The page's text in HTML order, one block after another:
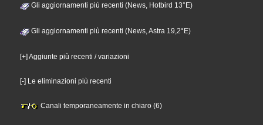
Gli aggiornamenti più recenti (News, Hotbird 13°E)
Gli aggiornamenti più recenti (News, Astra 19,2°E)
[+] Aggiunte più recenti / variazioni
[-] Le eliminazioni più recenti
Canali temporaneamente in chiaro (6)